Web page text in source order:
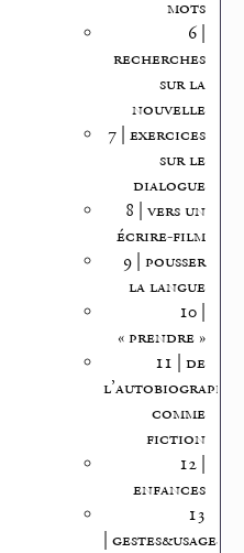
mots
6 |
recherches
sur la
nouvelle
7 | exercices
sur le
dialogue
8 | vers un
écrire-film
9 | pousser
la langue
10 |
« prendre »
11 | de
l’autobiographie
comme
fiction
12 |
enfances
13
| gestes&usages